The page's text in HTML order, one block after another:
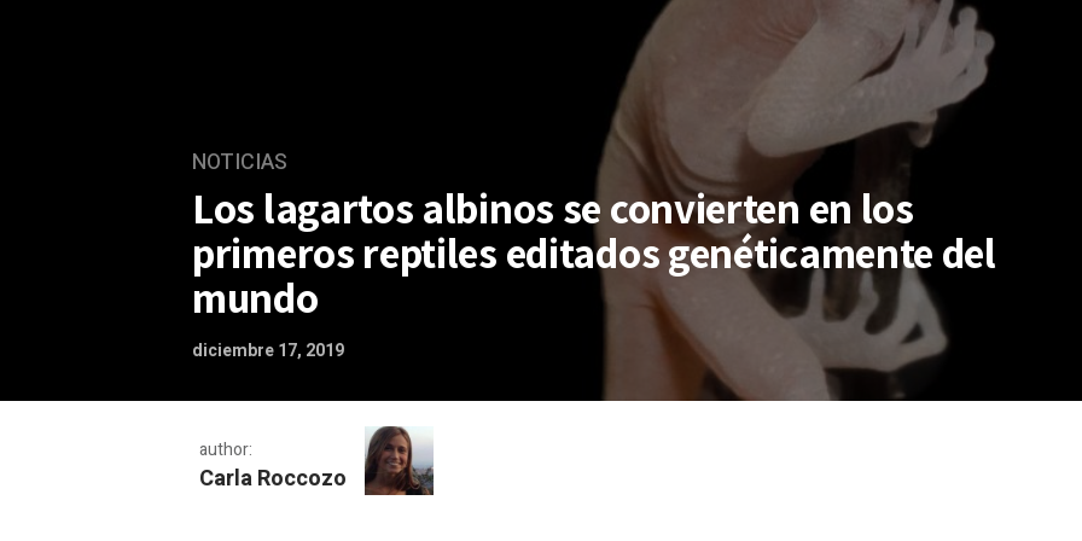
NOTICIAS
Los lagartos albinos se convierten en los
primeros reptiles editados genéticamente del
mundo
diciembre 17, 2019
author:
Carla Roccozo